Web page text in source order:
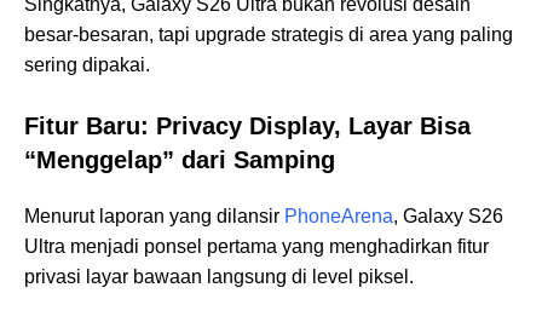
Singkatnya, Galaxy S26 Ultra bukan revolusi desain
besar-besaran, tapi upgrade strategis di area yang paling
sering dipakai.
Fitur Baru: Privacy Display, Layar Bisa
“Menggelap” dari Samping
Menurut laporan yang dilansir PhoneArena, Galaxy S26
Ultra menjadi ponsel pertama yang menghadirkan fitur
privasi layar bawaan langsung di level piksel.